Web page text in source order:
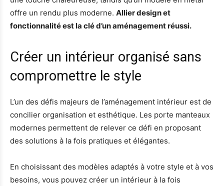
offre un rendu plus moderne. Allier design et
fonctionnalité est la clé d’un aménagement réussi.
Créer un intérieur organisé sans
compromettre le style
L’un des défis majeurs de l’aménagement intérieur est de
concilier organisation et esthétique. Les porte manteaux
modernes permettent de relever ce défi en proposant
des solutions à la fois pratiques et élégantes.
En choisissant des modèles adaptés à votre style et à vos
besoins, vous pouvez créer un intérieur à la fois